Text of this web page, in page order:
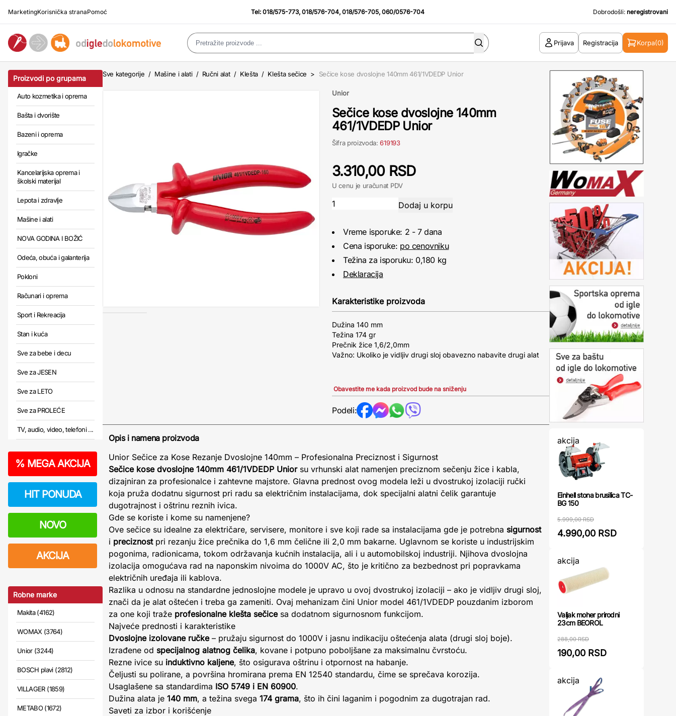
MarketingKorisnička stranaPomoć Tel:018/575-773,018/576-704,018/576-705,060/0576-704 Dobrodošli: neregistrovani
Prijava Registracija Korpa(0)
Proizvodi po grupama
Auto kozmetika i oprema
Bašta i dvorište
Bazeni i oprema
Igračke
Kancelarijska oprema i
školski materijal
Lepota i zdravlje
Mašine i alati
NOVA GODINA I BOŽIĆ
Odeća, obuća i galanterija
Pokloni
Računari i oprema
Sport i Rekreacija
Stan i kuća
Sve za bebe i decu
Sve za JESEN
Sve za LETO
Sve za PROLEĆE
TV, audio, video, telefoni ...
% MEGA AKCIJA
HIT PONUDA
NOVO
AKCIJA
Robne marke
Makita (4162)
WOMAX (3764)
Unior (3244)
BOSCH plavi (2812)
VILLAGER (1859)
METABO (1672)
Sve kategorije / Mašine i alati / Ručni alat / Klešta / Klešta sečice > Sečice kose dvoslojne 140mm 461/1VDEDP Unior
Unior
Sečice kose dvoslojne 140mm
461/1VDEDP Unior
Šifra proizvoda:619193
3.310,00 RSD
U cenu je uračunat PDV
Vreme isporuke: 2 - 7 dana
Cena isporuke: po cenovniku
Težina za isporuku: 0,180 kg
Deklaracija
Karakteristike proizvoda
Dužina 140 mm
Težina 174 gr
Prečnik žice 1,6/2,0mm
Važno: Ukoliko je vidljiv drugi sloj obavezno nabavite drugi alat
Obavestite me kada proizvod bude na sniženju
Podeli:
Opis i namena proizvoda
Unior Sečice za Kose Rezanje Dvoslojne 140mm – Profesionalna Preciznost i Sigurnost
Sečice kose dvoslojne 140mm 461/1VDEDP Uniorsu vrhunski alat namenjen preciznom sečenju žice i kabla,
dizajniran za profesionalce i zahtevne majstore. Glavna prednost ovog modela leži u dvostrukoj izolaciji ručki
koja pruža dodatnu sigurnost pri radu sa električnim instalacijama, dok specijalni alatni čelik garantuje
dugotrajnost i oštrinu reznih ivica.
Gde se koriste i kome su namenjene?
Ove sečice su idealne za električare, servisere, monitore i sve koji rade sa instalacijama gde je potrebna sigurnost
i preciznostpri rezanju žice prečnika do 1,6 mm čelične ili 2,0 mm bakarne. Uglavnom se koriste u industrijskim
pogonima, radionicama, tokom održavanja kućnih instalacija, ali i u automobilskoj industriji. Njihova dvoslojna
izolacija omogućava rad na naponskim nivoima do 1000V AC, što je kritično za bezbednost pri popravkama
električnih uređaja ili kablova.
Razlika u odnosu na standardne jednoslojne modele je upravo u ovoj dvostrukoj izolaciji – ako je vidljiv drugi sloj,
znači da je alat oštećen i treba ga zameniti. Ovaj mehanizam čini Unior model 461/1VDEDP pouzdanim izborom
za one koji traže profesionalne klešta sečicesa dodatnom sigurnosnom funkcijom.
Najveće prednosti i karakteristike
Dvoslojne izolovane ručke– pružaju sigurnost do 1000V i jasnu indikaciju oštećenja alata (drugi sloj boje).
Izrađene od specijalnog alatnog čelika, kovane i potpuno poboljšane za maksimalnu čvrstoću.
Rezne ivice su induktivno kaljene, što osigurava oštrinu i otpornost na habanje.
Čeljusti su polirane, a površina hromirana prema EN 12540 standardu, čime se sprečava korozija.
Usaglašene sa standardima ISO 5749 i EN 60900.
Dužina alata je 140 mm, a težina svega 174 grama, što ih čini laganim i pogodnim za dugotrajan rad.
Saveti za izbor i korišćenje
akcija
Einhell stona brusilica TC-
BG 150
5.999,00 RSD
4.990,00 RSD
akcija
Valjak moher prirodni
23cm BEOROL
288,00 RSD
190,00 RSD
akcija